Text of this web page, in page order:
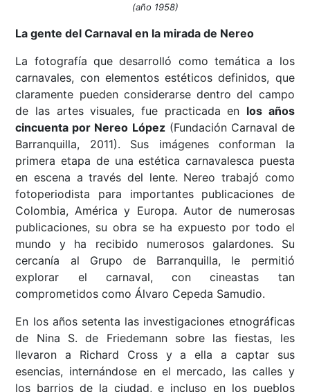
(año 1958)
La gente del Carnaval en la mirada de Nereo
La fotografía que desarrolló como temática a los
carnavales, con elementos estéticos definidos, que
claramente pueden considerarse dentro del campo
de las artes visuales, fue practicada en los años
cincuenta por Nereo López(Fundación Carnaval de
Barranquilla, 2011). Sus imágenes conforman la
primera etapa de una estética carnavalesca puesta
en escena a través del lente. Nereo trabajó como
fotoperiodista para importantes publicaciones de
Colombia, América y Europa. Autor de numerosas
publicaciones, su obra se ha expuesto por todo el
mundo y ha recibido numerosos galardones. Su
cercanía al Grupo de Barranquilla, le permitió
explorar el carnaval, con cineastas tan
comprometidos como Álvaro Cepeda Samudio.
En los años setenta las investigaciones etnográficas
de Nina S. de Friedemann sobre las fiestas, les
llevaron a Richard Cross y a ella a captar sus
esencias, internándose en el mercado, las calles y
los barrios de la ciudad, e incluso en los pueblos